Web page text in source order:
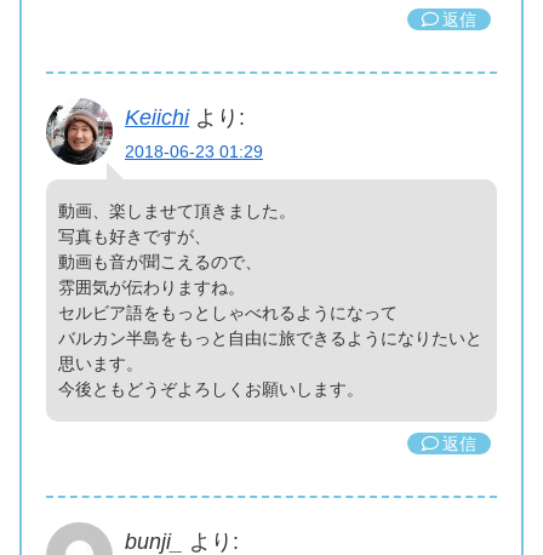
返信
Keiichi より:
2018-06-23 01:29
動画、楽しませて頂きました。
写真も好きですが、
動画も音が聞こえるので、
雰囲気が伝わりますね。
セルビア語をもっとしゃべれるようになって
バルカン半島をもっと自由に旅できるようになりたいと
思います。
今後ともどうぞよろしくお願いします。
返信
bunji_ より: